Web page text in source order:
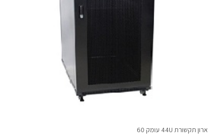
ארון תקשורת 44U עומק 60